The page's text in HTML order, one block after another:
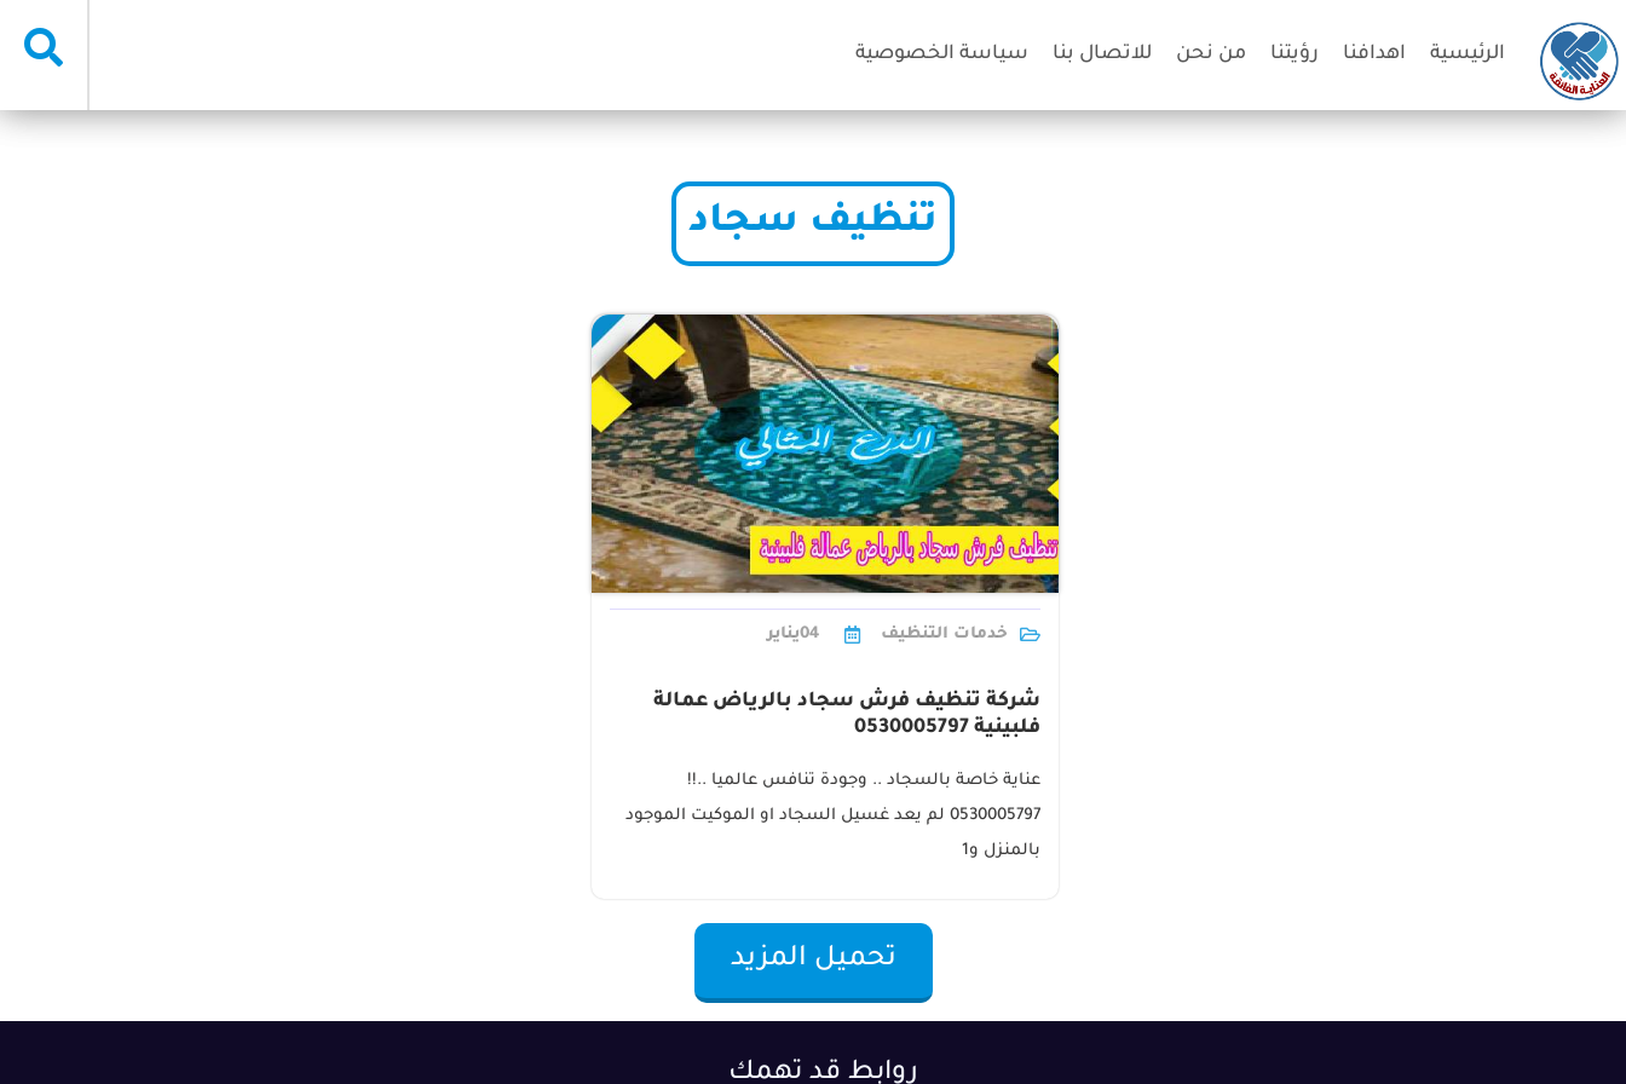
الرئيسية اهدافنا رؤيتنا من نحن للاتصال بنا سياسة الخصوصية
تنظيف سجاد
خدمات التنظيف 04يناير
شركة تنظيف فرش سجاد بالرياض عمالة
فلبينية 0530005797
عناية خاصة بالسجاد .. وجودة تنافس عالميا ..!!
0530005797 لم يعد غسيل السجاد او الموكيت الموجود
بالمنزل و1
تحميل المزيد
روابط قد تهمك